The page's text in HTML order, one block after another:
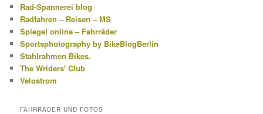
Rad-Spannerei blog
Radfahren – Reisen – MS
Spiegel online – Fahrräder
Sportsphotography by BikeBlogBerlin
Stahlrahmen Bikes.
The Wriders' Club
Velostrom
FAHRRÄDER UND FOTOS